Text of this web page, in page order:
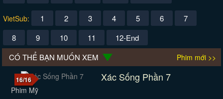
VietSub: 1 2 3 4 5 6
7
8
9 10 11
12-End
CÓ THỂ BẠN MUỐN XEM
Phim mới >>
16/16 Xác Sống Phần 7
Phim Mỹ